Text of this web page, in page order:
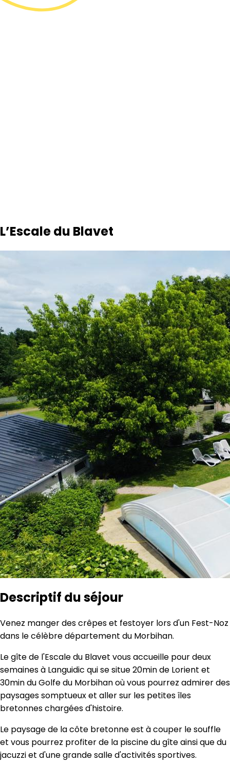
L’Escale du Blavet
Descriptif du séjour
Venez manger des crêpes et festoyer lors d'un Fest-Noz
dans le célèbre département du Morbihan.
Le gîte de l'Escale du Blavet vous accueille pour deux
semaines à Languidic qui se situe 20min de Lorient et
30min du Golfe du Morbihan où vous pourrez admirer des
paysages somptueux et aller sur les petites îles
bretonnes chargées d'histoire.
Le paysage de la côte bretonne est à couper le souffle
et vous pourrez profiter de la piscine du gîte ainsi que du
jacuzzi et d'une grande salle d'activités sportives.